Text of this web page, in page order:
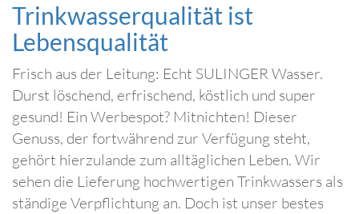
Trinkwasserqualität ist
Lebensqualität
Frisch aus der Leitung: Echt SULINGER Wasser.
Durst löschend, erfrischend, köstlich und super
gesund! Ein Werbespot? Mitnichten! Dieser
Genuss, der fortwährend zur Verfügung steht,
gehört hierzulande zum alltäglichen Leben. Wir
sehen die Lieferung hochwertigen Trinkwassers als
ständige Verpflichtung an. Doch ist unser bestes